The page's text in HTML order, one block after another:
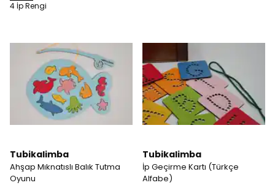
4 İp Rengi
Tubikalimba
Ahşap Mıknatıslı Balık Tutma
Oyunu
Tubikalimba
İp Geçirme Kartı (Türkçe
Alfabe)